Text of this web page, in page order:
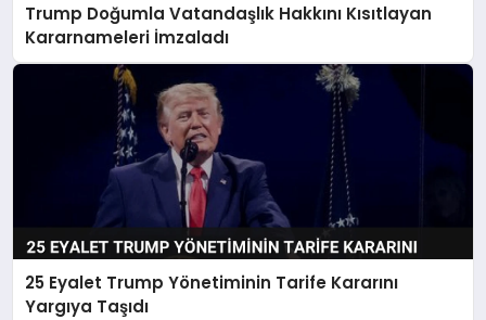
Trump Doğumla Vatandaşlık Hakkını Kısıtlayan
Kararnameleri İmzaladı
25 Eyalet Trump Yönetiminin Tarife Kararını
Yargıya Taşıdı